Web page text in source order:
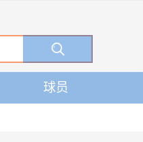
球员